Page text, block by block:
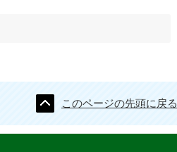
このページの先頭に戻る